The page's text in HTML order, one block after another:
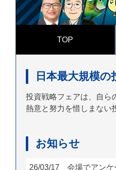
TOP
日本最大規模
投資戦略フェアは、自ら
熱意と努力を惜しまない
お知らせ
26/03/17 会場でアンケ